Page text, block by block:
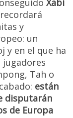
y
un
y en el que ha
Tah o
están
disputarán
de Europa